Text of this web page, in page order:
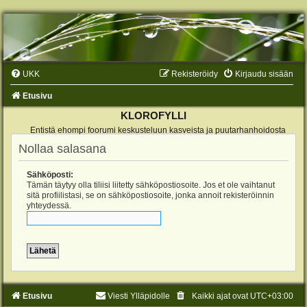
UKK Kirjaudu sisään
Rekisteröidy
Etusivu
KLOROFYLLI
Entistä ehompi foorumi keskusteluun kasveista ja puutarhanhoidosta
Nollaa salasana
Sähköposti:
Tämän täytyy olla tiliisi liitetty sähköpostiosoite. Jos et ole vaihtanut
sitä profiilistasi, se on sähköpostiosoite, jonka annoit rekisteröinnin
yhteydessä.
Etusivu Kaikki ajat ovat UTC+03:00
Viesti Ylläpidolle